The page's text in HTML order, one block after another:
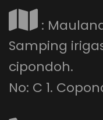
:
Samping
cipondoh.
No: C 1.